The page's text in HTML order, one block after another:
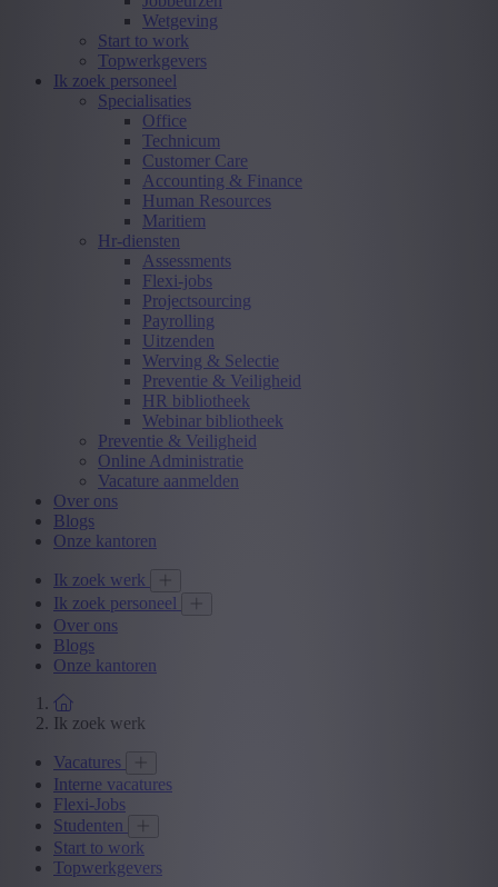
Wetgeving
Start to work
Topwerkgevers
Ik zoek personeel
Specialisaties
Office
Technicum
Customer Care
Accounting & Finance
Human Resources
Maritiem
Hr-diensten
Assessments
Flexi-jobs
Projectsourcing
Payrolling
Uitzenden
Werving & Selectie
Preventie & Veiligheid
HR bibliotheek
Webinar bibliotheek
Preventie & Veiligheid
Online Administratie
Vacature aanmelden
Over ons
Blogs
Onze kantoren
Ik zoek werk
Ik zoek personeel
Over ons
Blogs
Onze kantoren
Ik zoek werk
Vacatures
Interne vacatures
Flexi-Jobs
Studenten
Start to work
Topwerkgevers